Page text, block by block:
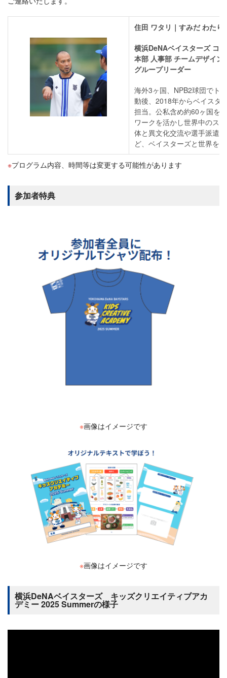
住田 ワタリ｜すみだ わたり
横浜DeNAベイスターズ コ
本部 人事部 チームデザイン
グループリーダー
海外3ヶ国、NPB2球団でト
動後、2018年からベイスタ
担当。公私含め約60ヶ国を
ワークを活かし世界中のス
体と異文化交流や選手派遣
ど、ベイスターズと世界を
プログラム内容、時間等は変更する可能性があります
参加者特典
※画像はイメージです
※画像はイメージです
横浜DeNAベイスターズ キッズクリエイティブアカ
デミー 2025 Summerの様子